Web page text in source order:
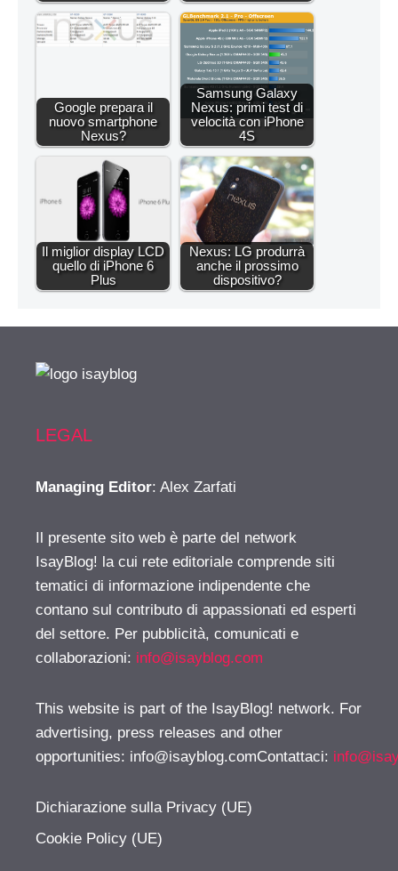
Google prepara il
nuovo smartphone
Nexus?
Samsung Galaxy
Nexus: primi test di
velocità con iPhone
4S
Il miglior display LCD
quello di iPhone 6
Plus
Nexus: LG produrrà
anche il prossimo
dispositivo?
LEGAL
Managing Editor: Alex Zarfati
Il presente sito web è parte del network
IsayBlog! la cui rete editoriale comprende siti
tematici di informazione indipendente che
contano sul contributo di appassionati ed esperti
del settore. Per pubblicità, comunicati e
collaborazioni: info@isayblog.com
This website is part of the IsayBlog! network. For
advertising, press releases and other
opportunities: info@isayblog.comContattaci:
Dichiarazione sulla Privacy (UE)
Cookie Policy (UE)